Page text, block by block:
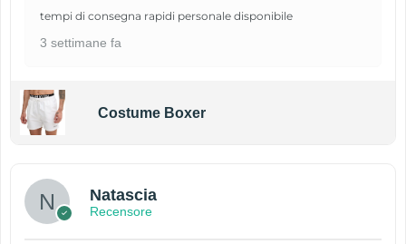
tempi di consegna rapidi personale disponibile
3 settimane fa
Costume Boxer
Natascia
Recensore